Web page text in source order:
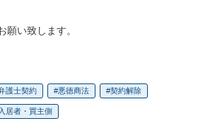
願い致します。
護士契約 悪徳商法 契約解除
居者・買主側